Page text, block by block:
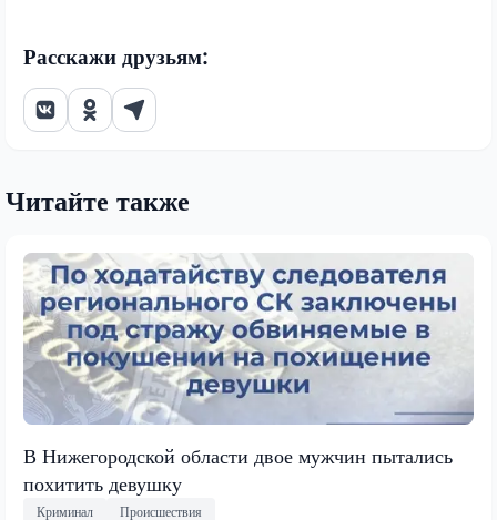
Расскажи друзьям:
Читайте также
В Нижегородской области двое мужчин пытались
похитить девушку
Криминал Происшествия